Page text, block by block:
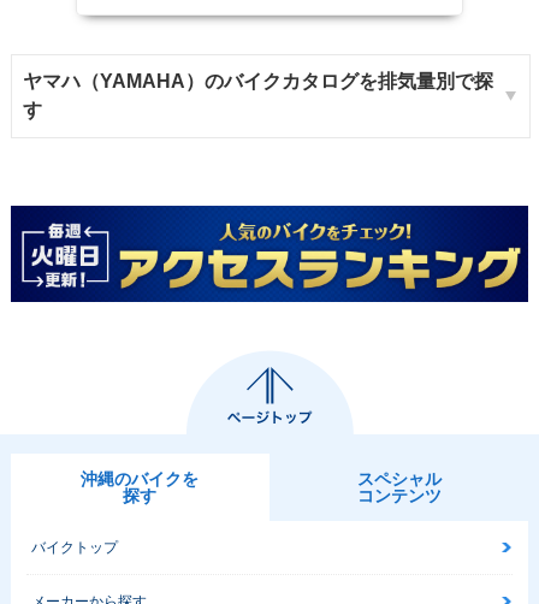
ヤマハ（YAMAHA）のバイクカタログを排気量別で探
す
沖縄のバイクを
探す
スペシャル
コンテンツ
バイクトップ